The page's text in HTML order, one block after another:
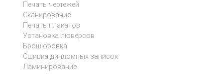
Печать чертежей
Сканирование
Печать плакатов
Установка люверсов
Брошюровка
Сшивка дипломных записок
Ламинирование